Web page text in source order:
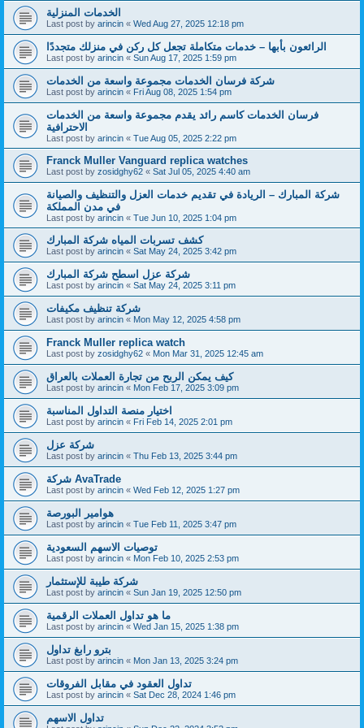
الخدمات المنزلية
Last post by arincin « Wed Aug 27, 2025 12:18 pm
الرائعون بأبها – خدمات متكاملة تجعل كل ركن في منزلك متجددًا
Last post by arincin « Sun Aug 17, 2025 1:59 pm
شركة فرسان الخدمات مجموعة واسعة من الخدمات
Last post by arincin « Fri Aug 08, 2025 1:54 pm
فرسان الخدمات كاسم رائد يقدم مجموعة واسعة من الخدمات
الاحترافية
Last post by arincin « Tue Aug 05, 2025 2:22 pm
Franck Muller Vanguard replica watches
Last post by zosidghy62 « Sat Jul 05, 2025 4:40 am
شركة المبارك – الريادة في تقديم خدمات العزل والتنظيف والصيانة
في مدن المملكة
Last post by arincin « Tue Jun 10, 2025 1:04 pm
كشف تسربات المياه شركة المبارك
Last post by arincin « Sat May 24, 2025 3:42 pm
شركة عزل اسطح شركة المبارك
Last post by arincin « Sat May 24, 2025 3:11 pm
شركة تنظيف مكيفات
Last post by arincin « Mon May 12, 2025 4:58 pm
Franck Muller replica watch
Last post by zosidghy62 « Mon Mar 31, 2025 12:45 am
كيف يمكن الربح من تجارة العملات بالعراق
Last post by arincin « Mon Feb 17, 2025 3:09 pm
اختيار منصة التداول المناسبة
Last post by arincin « Fri Feb 14, 2025 2:01 pm
شركة عزل
Last post by arincin « Thu Feb 13, 2025 3:44 pm
شركة AvaTrade
Last post by arincin « Wed Feb 12, 2025 1:27 pm
هوامير البورصة
Last post by arincin « Tue Feb 11, 2025 3:47 pm
توصيات الاسهم السعودية
Last post by arincin « Mon Feb 10, 2025 2:53 pm
شركة طيبة للإستثمار
Last post by arincin « Sun Jan 19, 2025 12:50 pm
ما هو تداول العملات الرقمية
Last post by arincin « Wed Jan 15, 2025 1:38 pm
بترو رابغ تداول
Last post by arincin « Mon Jan 13, 2025 3:24 pm
تداول العقود في مقابل الفروقات
Last post by arincin « Sat Dec 28, 2024 1:46 pm
تداول الاسهم